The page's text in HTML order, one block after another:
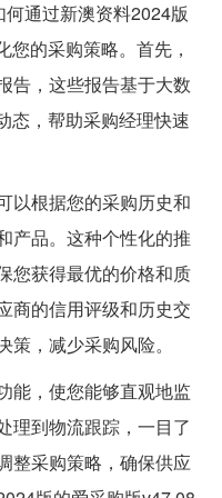
何通过新澳资料2024版
的采购策略。首先，
告，这些报告基于大数
态，帮助采购经理快速
以根据您的采购历史和
产品。这种个性化的推
您获得最优的价格和质
商的信用评级和历史交
，减少采购风险。
能，使您能够直观地监
理到物流跟踪，一目了
整采购策略，确保供应